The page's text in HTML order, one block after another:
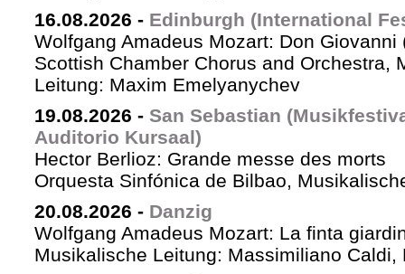
16.08.2026 - Edinburgh (International
Wolfgang Amadeus Mozart: Don Giovanni
Scottish Chamber Chorus and Orchestra,
Leitung: Maxim Emelyanychev
19.08.2026 - San Sebastian
Auditorio Kursaal)
Hector Berlioz: Grande messe des morts
Orquesta Sinfónica de Bilbao,
20.08.2026 - Danzig
Wolfgang Amadeus Mozart: La finta
Musikalische Leitung: Massimiliano Caldi,